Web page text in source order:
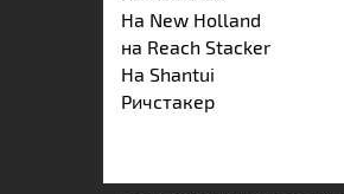
На New Holland
на Reach Stacker
На Shantui
Ричстакер